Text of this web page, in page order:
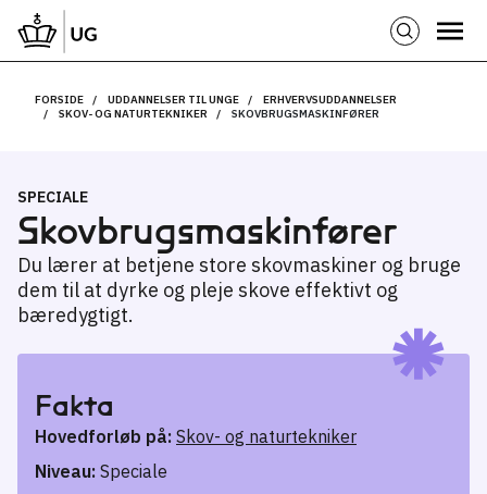
FORSIDE UDDANNELSER TIL UNGE
ERHVERVSUDDANNELSER
SKOV- OG NATURTEKNIKER
SKOVBRUGSMASKINFØRER
SPECIALE
Skovbrugs­maskinfører
Du lærer at betjene store skovmaskiner og bruge
dem til at dyrke og pleje skove effektivt og
bæredygtigt.
Fakta
Hovedforløb på: Skov- og naturtekniker
Niveau: Speciale